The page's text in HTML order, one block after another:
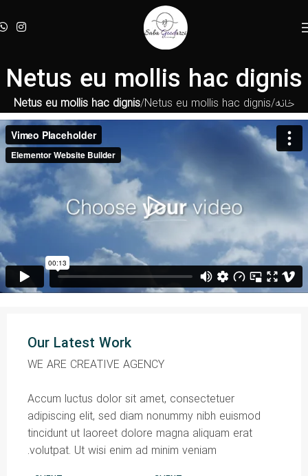
Netus eu mollis hac dignis
خانه Netus eu mollis hac dignis
Netus eu mollis hac dignis
Our Latest Work
WE ARE CREATIVE AGENCY
Accum luctus dolor sit amet, consectetuer
adipiscing elit, sed diam nonummy nibh euismod
tincidunt ut laoreet dolore magna aliquam erat
volutpat. Ut wisi enim ad minim veniam.